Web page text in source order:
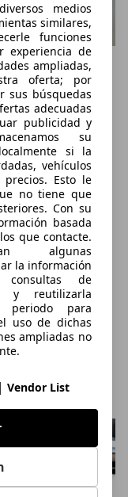
medios
similares,
funciones
experiencia de
ampliadas,
oferta; por
sus búsquedas
adecuadas
publicidad y
su
si la
vehículos
Esto le
no tiene que
Con su
basada
que contacte.
algunas
la información
de
y reutilizarla
periodo para
uso de dichas
ampliadas no
| Vendor List
X5 seguirá
La
de gasolina
CV, mientras que
diésel de seis
incorporan
.
enchufables
potencia
102 kilómetros de
elBMW X5 M60e
hasta98
eléctrico. Más
variante de
iX5